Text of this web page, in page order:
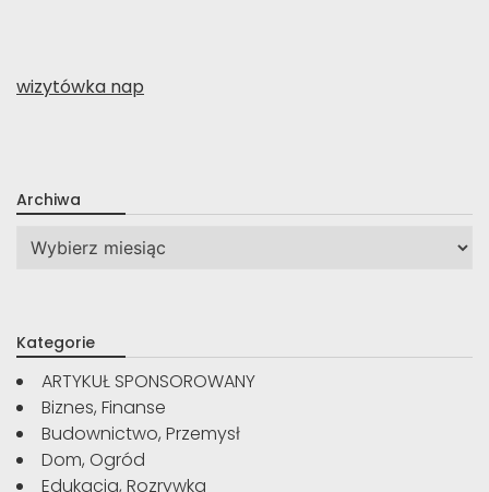
wizytówka nap
Archiwa
Archiwa
Kategorie
ARTYKUŁ SPONSOROWANY
Biznes, Finanse
Budownictwo, Przemysł
Dom, Ogród
Edukacja, Rozrywka